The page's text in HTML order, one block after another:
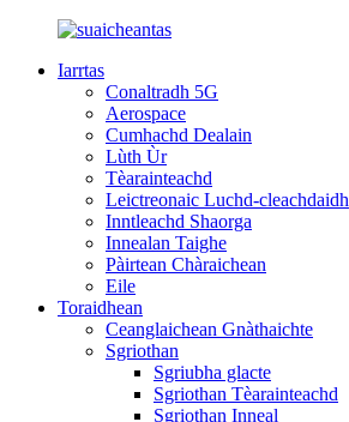
Iarrtas
Conaltradh 5G
Aerospace
Cumhachd Dealain
Lùth Ùr
Tèarainteachd
Leictreonaic Luchd-cleachdaidh
Inntleachd Shaorga
Innealan Taighe
Pàirtean Chàraichean
Eile
Toraidhean
Ceanglaichean Gnàthaichte
Sgriothan
Sgriubha glacte
Sgriothan Tèarainteachd
Sgriothan Inneal